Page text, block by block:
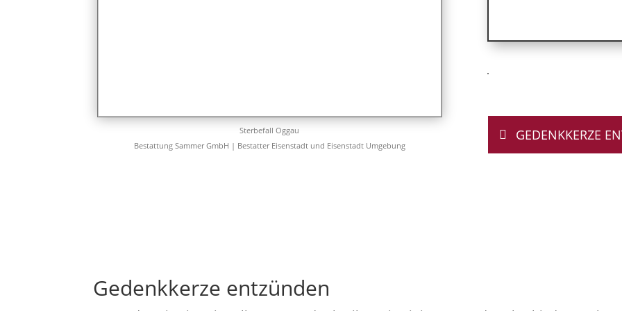
Sterbefall Oggau
Bestattung Sammer GmbH | Bestatter Eisenstadt und Eisenstadt Umgebung
GEDENKKERZE
Gedenkkerze entzünden